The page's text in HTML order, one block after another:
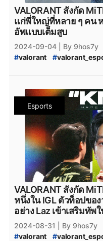
# foxz_valorant #foxz #
#ptc # PTC #MiTH #
#mith.valorant #xerxia
#Team-NKT #
#team_nkt # valorant_nkt
VALORANT สังกัด
แก่พี่ใหญ่ที่หลาย ๆ คน
อัพแบบเต็มสูบ
2024-09-04
| By 9hos7y
#valorant #
VCT_2024_Split_2
MiTH-kntz #MiTH_Laz
ทีมvalorant #valorantที
# MiTH #mith #
#riotgames #ESL #
#teamnkt_valorant #
#team_nkt #valorant_nkt
#valorant_cgrs_setiings
#VALORANT_MiTH_CGRS
Esports
VALORANT สังกัด
หนึ่งใน IGL ตัวท็อปขอ
อย่าง Laz เข้าเสริมทัพ
2024-08-31
| By 9hos7y
#valorant #